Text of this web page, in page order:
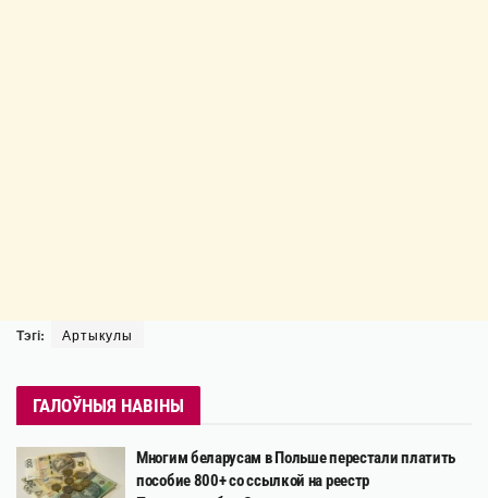
Тэгі: Артыкулы
ГАЛОЎНЫЯ НАВІНЫ
Многим беларусам в Польше перестали платить
пособие 800+ со ссылкой на реестр